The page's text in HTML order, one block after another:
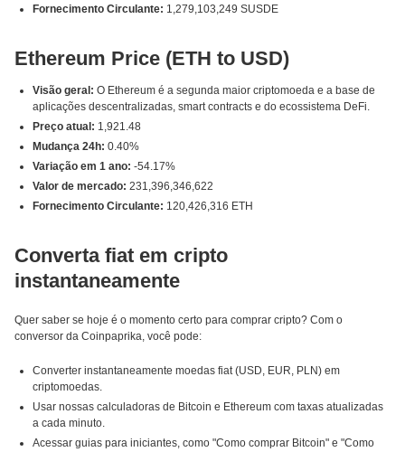
Fornecimento Circulante: 1,279,103,249 SUSDE
Ethereum Price (ETH to USD)
Visão geral: O Ethereum é a segunda maior criptomoeda e a base de
aplicações descentralizadas, smart contracts e do ecossistema DeFi.
Preço atual: 1,921.48
Mudança 24h: 0.40%
Variação em 1 ano: -54.17%
Valor de mercado: 231,396,346,622
Fornecimento Circulante: 120,426,316 ETH
Converta fiat em cripto
instantaneamente
Quer saber se hoje é o momento certo para comprar cripto? Com o
conversor da Coinpaprika, você pode:
Converter instantaneamente moedas fiat (USD, EUR, PLN) em
criptomoedas.
Usar nossas calculadoras de Bitcoin e Ethereum com taxas atualizadas
a cada minuto.
Acessar guias para iniciantes, como "Como comprar Bitcoin" e "Como